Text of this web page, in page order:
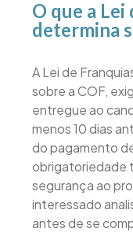
O que a Lei
determina
A Lei de
sobre a COF,
entregue ao
menos 10 dias
do pagamento
obrigatoriedade
segurança ao
interessado
antes de se